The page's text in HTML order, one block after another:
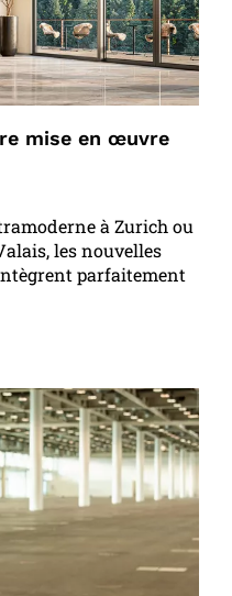
mise en œuvre
à Zurich ou
les nouvelles
parfaitement